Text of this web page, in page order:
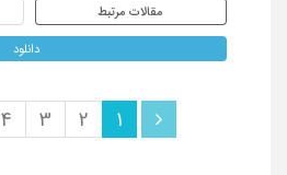
مقالات مرتبط
دانلود
1
2
3
4